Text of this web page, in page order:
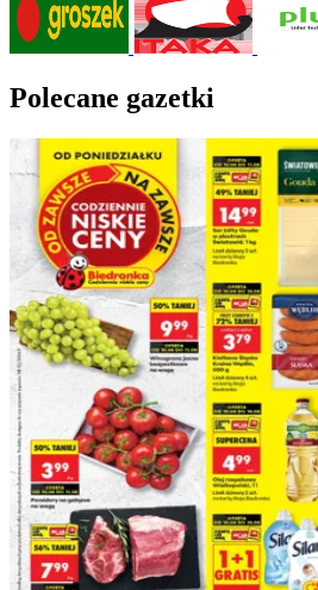
Polecane gazetki